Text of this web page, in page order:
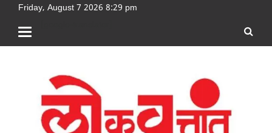
Friday, August 7 2026 8:29 pm